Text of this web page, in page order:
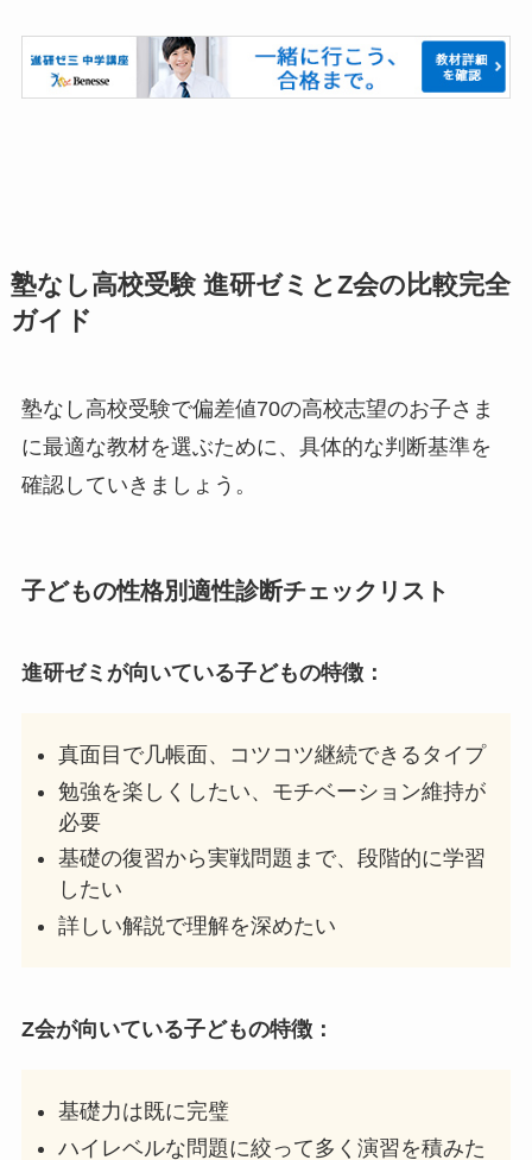
塾なし高校受験 進研ゼミとZ会の比較完全
ガイド
塾なし高校受験で偏差値70の高校志望のお子さま
に最適な教材を選ぶために、具体的な判断基準を
確認していきましょう。
子どもの性格別適性診断チェックリスト
進研ゼミが向いている子どもの特徴：
真面目で几帳面、コツコツ継続できるタイプ
勉強を楽しくしたい、モチベーション維持が
必要
基礎の復習から実戦問題まで、段階的に学習
したい
詳しい解説で理解を深めたい
Z会が向いている子どもの特徴：
基礎力は既に完璧
ハイレベルな問題に絞って多く演習を積みた